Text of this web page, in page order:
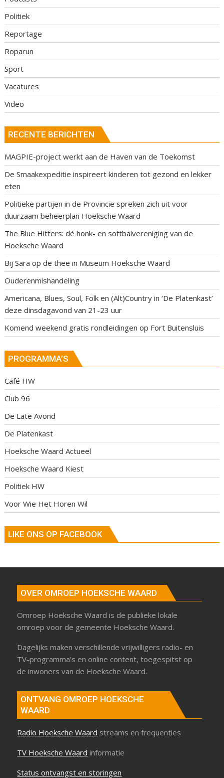
Politiek
Reportage
Roparun
Sport
Vacatures
Video
RECENTE BERICHTEN
MAGPIE-project werkt aan de Haven van de Toekomst
De Smaakexpeditie inspireert kinderen tot gezond en lekker
eten
Politieke partijen in de Provincie spreken zich uit voor
duurzaam beheerplan Hoeksche Waard
The Blue Hitters: dé honk- en softbalvereniging van de
Hoeksche Waard
Bij Sara op de thee in Museum Hoeksche Waard
Ouderenmishandeling
Americana, Blues, Soul, Folk en (Alt)Country in ‘De Platenkast’
deze dinsdagavond van 21-23 uur
Komend weekend gratis rondleidingen op Fort Buitensluis
PROGRAMMA’S
Café HW
Club 96
De Late Avond
De Platenkast
Hoeksche Waard Actueel
Hoeksche Waard Kiest
Politiek HW
Voor Wie Het Horen Wil
LIKE ONS OP FACEBOOK
OVER OMROEP HOEKSCHE WAARD
Omroep Hoeksche Waard is de publieke lokale
omroep voor de gemeente Hoeksche Waard.
Dagelijks maken verschillende vrijwilligers radio- en
TV-programma’s en online content, toegespitst op
de inwoners van de Hoeksche Waard.
ONTVANG OMROEP HOEKSCHE
WAARD
Radio Hoeksche Waard streams en frequenties
TV Hoeksche Waard informatie
Status ontvangst en storingen